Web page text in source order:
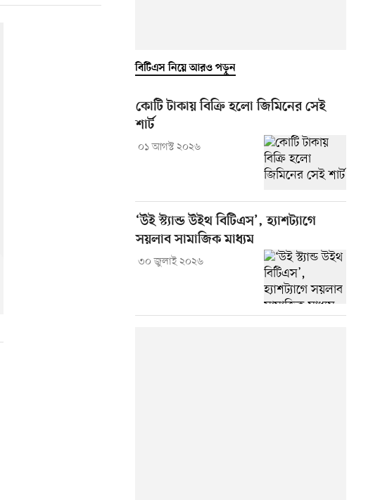
বিটিএস নিয়ে আরও পড়ুন
কোটি টাকায় বিক্রি হলো জিমিনের সেই
শার্ট
০১ আগস্ট ২০২৬
‘উই স্ট্যান্ড উইথ বিটিএস’, হ্যাশট্যাগে
সয়লাব সামাজিক মাধ্যম
৩০ জুলাই ২০২৬